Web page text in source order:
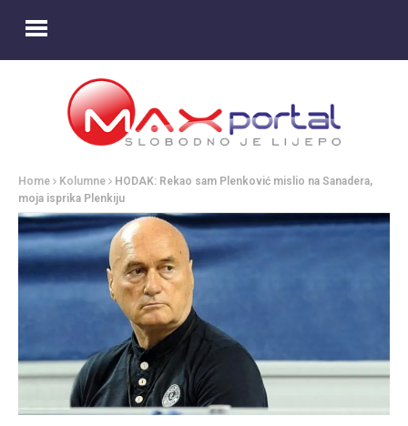
Home Kolumne
HODAK: Rekao sam Plenković mislio na Sanadera,
moja isprika Plenkiju